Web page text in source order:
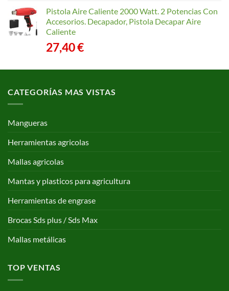
Pistola Aire Caliente 2000 Watt. 2 Potencias Con
Accesorios. Decapador, Pistola Decapar Aire
Caliente
27,40€
CATEGORÍAS MAS VISTAS
Mangueras
Herramientas agricolas
Mallas agricolas
Mantas y plasticos para agricultura
Herramientas de engrase
Brocas Sds plus / Sds Max
Mallas metálicas
TOP VENTAS